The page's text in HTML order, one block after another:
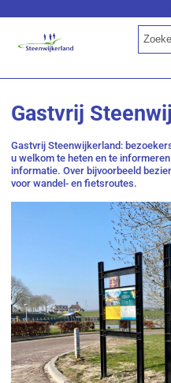
Gastvrij
Gastvrij Steenwijkerland:
u welkom te heten en te
informatie. Over bijvoorbeeld
voor wandel- en fietsroutes.